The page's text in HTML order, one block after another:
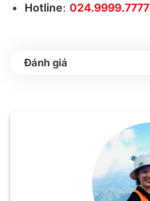
Hotline: 024.9999.7777